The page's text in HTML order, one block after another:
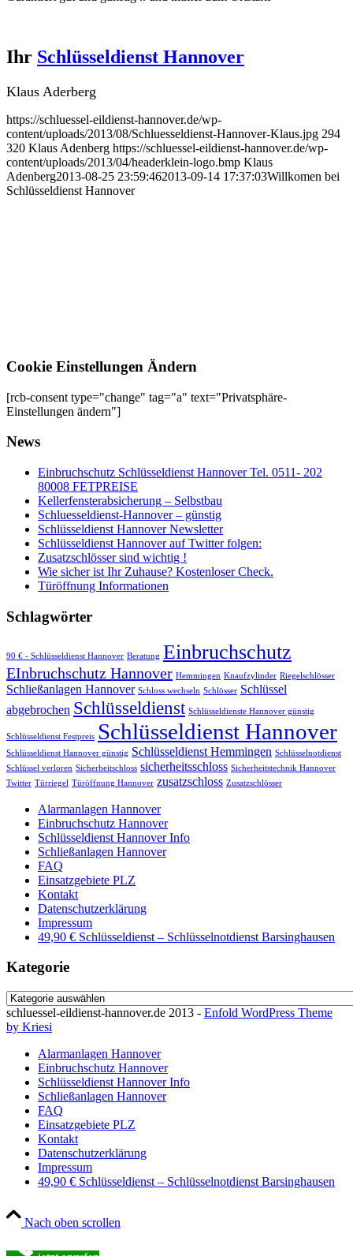
Ihr Schlüsseldienst Hannover
Klaus Aderberg
https://schluessel-eildienst-hannover.de/wp-
content/uploads/2013/08/Schluesseldienst-Hannover-Klaus.jpg 294
320 Klaus Adenberg https://schluessel-eildienst-hannover.de/wp-
content/uploads/2013/04/headerklein-logo.bmp Klaus
Adenberg2013-08-25 23:59:462013-09-14 17:37:03Willkomen bei
Schlüsseldienst Hannover
Cookie Einstellungen Ändern
[rcb-consent type="change" tag="a" text="Privatsphäre-
Einstellungen ändern"]
News
Einbruchschutz Schlüsseldienst Hannover Tel. 0511- 202
80008 FETPREISE
Kellerfensterabsicherung – Selbstbau
Schluesseldienst-Hannover – günstig
Schlüsseldienst Hannover Newsletter
Schlüsseldienst Hannover auf Twitter folgen:
Zusatzschlösser sind wichtig !
Wie sicher ist Ihr Zuhause? Kostenloser Check.
Türöffnung Informationen
Schlagwörter
90 € - Schlüsseldienst Hannover Beratung Einbruchschutz
EInbruchschutz Hannover Hemmingen Knaufzylinder Riegelschlösser
Schließanlagen Hannover Schloss wechseln Schlösser Schlüssel
abgebrochen Schlüsseldienst Schlüsseldienste Hannover günstig
Schlüsseldienst Festpreis Schlüsseldienst Hannover
Schlüsseldienst Hannover günstig Schlüsseldienst Hemmingen Schlüsselnotdienst
Schlüssel verloren Sicherheitschloss sicherheitsschloss Sicherheitstechnik Hannover
Twitter Türriegel Türöffnung Hannover zusatzschloss Zusatzschlösser
Alarmanlagen Hannover
Einbruchschutz Hannover
Schlüsseldienst Hannover Info
Schließanlagen Hannover
FAQ
Einsatzgebiete PLZ
Kontakt
Datenschutzerklärung
Impressum
49,90 € Schlüsseldienst – Schlüsselnotdienst Barsinghausen
Kategorie
Kategorie
schluessel-eildienst-hannover.de 2013 - Enfold WordPress Theme
by Kriesi
Alarmanlagen Hannover
Einbruchschutz Hannover
Schlüsseldienst Hannover Info
Schließanlagen Hannover
FAQ
Einsatzgebiete PLZ
Kontakt
Datenschutzerklärung
Impressum
49,90 € Schlüsseldienst – Schlüsselnotdienst Barsinghausen
Nach oben scrollen